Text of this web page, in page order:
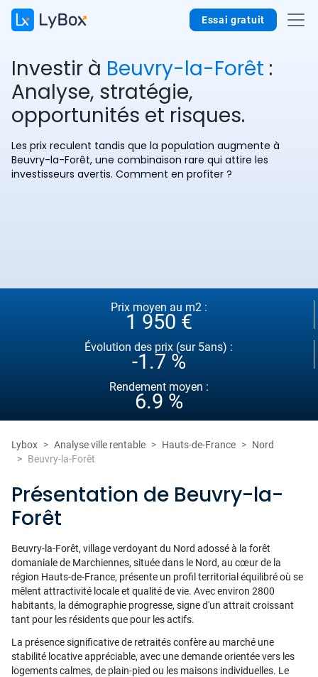
Essai gratuit
Investir à Beuvry-la-Forêt :
Analyse, stratégie,
opportunités et risques.
Les prix reculent tandis que la population augmente à
Beuvry-la-Forêt, une combinaison rare qui attire les
investisseurs avertis. Comment en profiter ?
Prix moyen au m2 :
1 950 €
Évolution des prix (sur 5ans) :
-1.7 %
Rendement moyen :
6.9 %
Lybox Analyse ville rentable Hauts-de-France
Nord
Beuvry-la-Forêt
Présentation de Beuvry-la-
Forêt
Beuvry-la-Forêt, village verdoyant du Nord adossé à la forêt
domaniale de Marchiennes, située dans le Nord, au cœur de la
région Hauts-de-France, présente un profil territorial équilibré où se
mêlent attractivité locale et qualité de vie. Avec environ 2800
habitants, la démographie progresse, signe d'un attrait croissant
tant pour les résidents que pour les actifs.
La présence significative de retraités confère au marché une
stabilité locative appréciable, avec une demande orientée vers les
logements calmes, de plain-pied ou les maisons individuelles. Le